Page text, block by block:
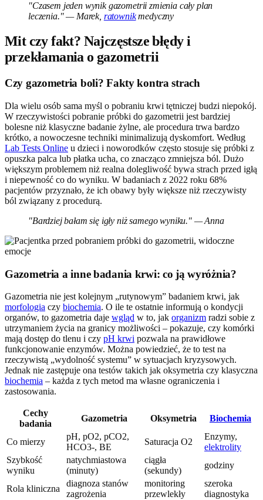
"Czasem jeden wynik gazometrii zmienia cały plan
leczenia." — Marek, ratownikmedyczny
Mit czy fakt? Najczęstsze błędy i
przekłamania o gazometrii
Czy gazometria boli? Fakty kontra strach
Dla wielu osób sama myśl o pobraniu krwi tętniczej budzi niepokój.
W rzeczywistości pobranie próbki do gazometrii jest bardziej
bolesne niż klasyczne badanie żylne, ale procedura trwa bardzo
krótko, a nowoczesne techniki minimalizują dyskomfort. Według
Lab Tests Online u dzieci i noworodków często stosuje się próbki z
opuszka palca lub płatka ucha, co znacząco zmniejsza ból. Dużo
większym problemem niż realna dolegliwość bywa strach przed igłą
i niepewność co do wyniku. W badaniach z 2022 roku 68%
pacjentów przyznało, że ich obawy były większe niż rzeczywisty
ból związany z procedurą.
"Bardziej bałam się igły niż samego wyniku." — Anna
Gazometria a inne badania krwi: co ją wyróżnia?
Gazometria nie jest kolejnym „rutynowym” badaniem krwi, jak
morfologia czy biochemia. O ile te ostatnie informują o kondycji
organów, to gazometria daje wgląd w to, jak organizm radzi sobie z
utrzymaniem życia na granicy możliwości – pokazuje, czy komórki
mają dostęp do tlenu i czy pH krwi pozwala na prawidłowe
funkcjonowanie enzymów. Można powiedzieć, że to test na
rzeczywistą „wydolność systemu” w sytuacjach kryzysowych.
Jednak nie zastępuje ona testów takich jak oksymetria czy klasyczna
biochemia – każda z tych metod ma własne ograniczenia i
zastosowania.
Cechy
badania
Gazometria Oksymetria Biochemia
Co mierzy
pH, pO2, pCO2,
HCO3-, BE
Saturacja O2
Enzymy,
elektrolity
Szybkość
wyniku
natychmiastowa
(minuty)
ciągła
(sekundy)
godziny
Rola kliniczna
diagnoza stanów
zagrożenia
monitoring
przewlekły
szeroka
diagnostyka